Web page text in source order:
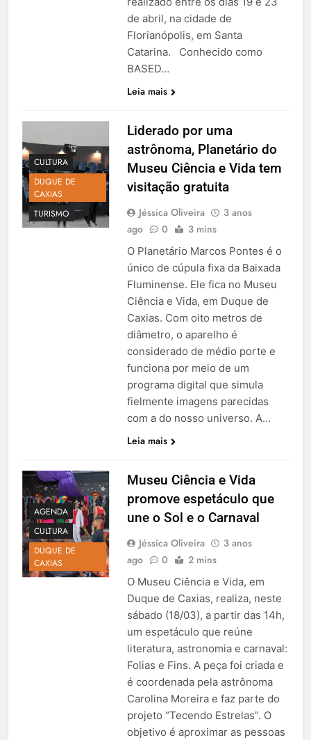
de abril, na cidade de
Florianópolis, em Santa
Catarina. Conhecido como
BASED…
Leia mais
CULTURA
DUQUE DE
CAXIAS
TURISMO
Liderado por uma
astrônoma, Planetário do
Museu Ciência e Vida tem
visitação gratuita
Jéssica Oliveira
3 anos
ago
0 3 mins
O Planetário Marcos Pontes é o
único de cúpula fixa da Baixada
Fluminense. Ele fica no Museu
Ciência e Vida, em Duque de
Caxias. Com oito metros de
diâmetro, o aparelho é
considerado de médio porte e
funciona por meio de um
programa digital que simula
fielmente imagens parecidas
com a do nosso universo. A…
Leia mais
AGENDA
CULTURA
DUQUE DE
CAXIAS
Museu Ciência e Vida
promove espetáculo que
une o Sol e o Carnaval
Jéssica Oliveira
3 anos
ago
0 2 mins
O Museu Ciência e Vida, em
Duque de Caxias, realiza, neste
sábado (18/03), a partir das 14h,
um espetáculo que reúne
literatura, astronomia e carnaval:
Folias e Fins. A peça foi criada e
é coordenada pela astrônoma
Carolina Moreira e faz parte do
projeto “Tecendo Estrelas”. O
objetivo é aproximar as pessoas